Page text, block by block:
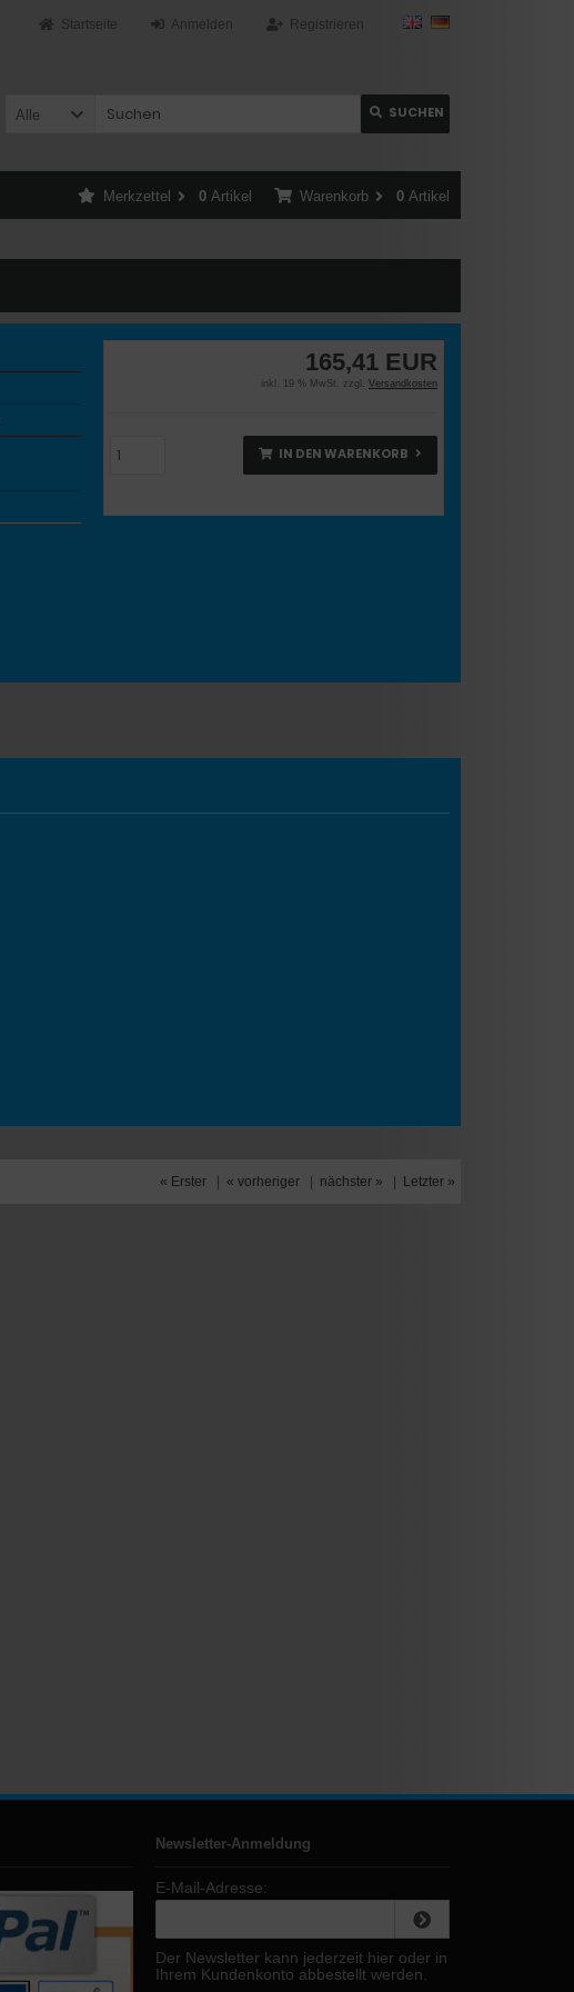
Registrieren
Anmelden
Startseite
Alle SUCHEN
Warenkorb 0 Artikel
Merkzettel 0 Artikel
165,41 EUR
inkl. 19 % MwSt. zzgl. Versandkosten
IN DEN WARENKORB
« Erster « vorheriger nächster » Letzter »
Newsletter-Anmeldung
E-Mail-Adresse:
Der Newsletter kann jederzeit hier oder in
Ihrem Kundenkonto abbestellt werden.